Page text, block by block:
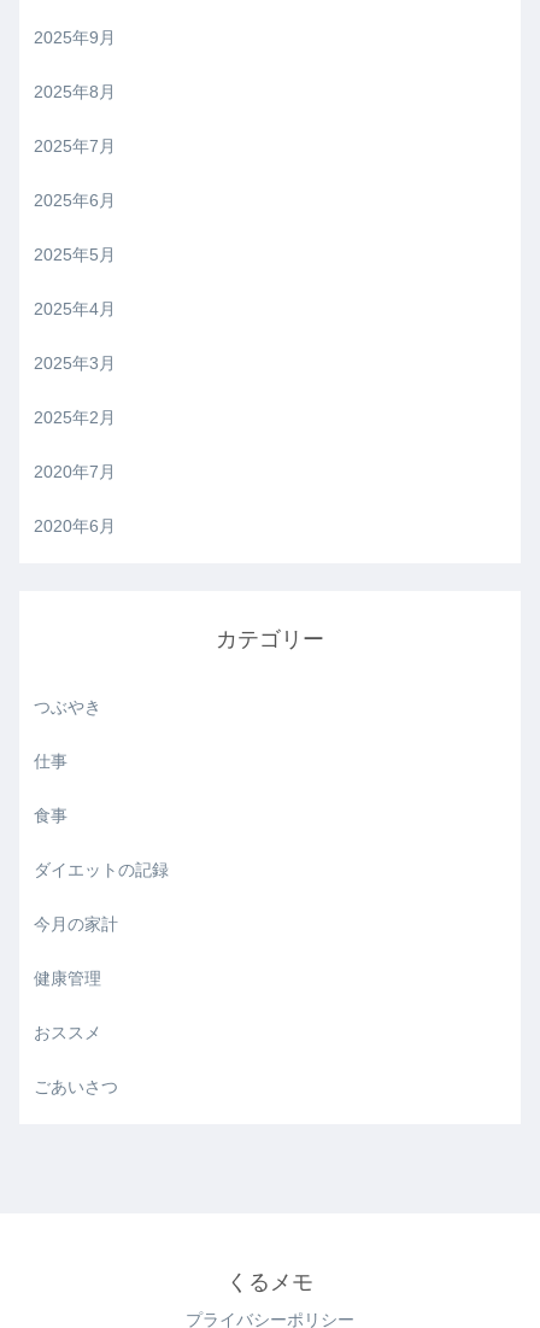
2025年9月
2025年8月
2025年7月
2025年6月
2025年5月
2025年4月
2025年3月
2025年2月
2020年7月
2020年6月
カテゴリー
つぶやき
仕事
食事
ダイエットの記録
今月の家計
健康管理
おススメ
ごあいさつ
くるメモ
プライバシーポリシー